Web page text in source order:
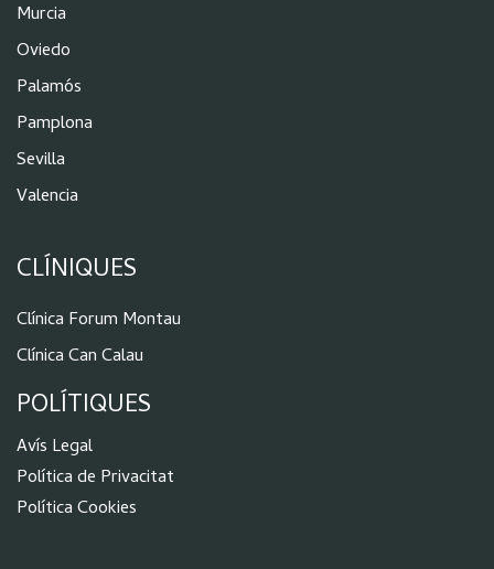
Murcia
Oviedo
Palamós
Pamplona
Sevilla
Valencia
CLÍNIQUES
Clínica Forum Montau
Clínica Can Calau
POLÍTIQUES
Avís Legal
Política de Privacitat
Política Cookies